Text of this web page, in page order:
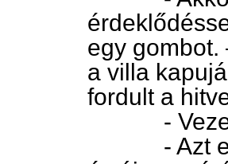
egy gombot.
a villa
fordult a
-
- Azt